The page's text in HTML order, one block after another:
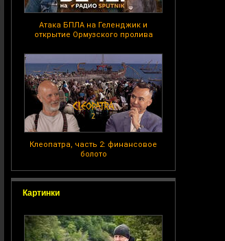
Атака БПЛА на Геленджик и
открытие Ормузского пролива
Клеопатра, часть 2: финансовое
болото
Картинки